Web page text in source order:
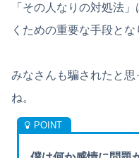
「その人なりの対処法
くための重要な手段とな
みなさんも騙されたと
ね。